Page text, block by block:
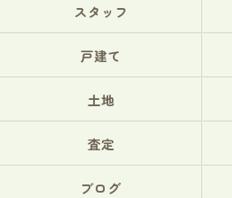
スタッフ
戸建て
土地
査定
ブログ